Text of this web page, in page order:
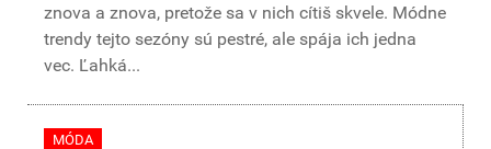
znova a znova, pretože sa v nich cítiš skvele. Módne
trendy tejto sezóny sú pestré, ale spája ich jedna
vec. Ľahká...
MÓDA